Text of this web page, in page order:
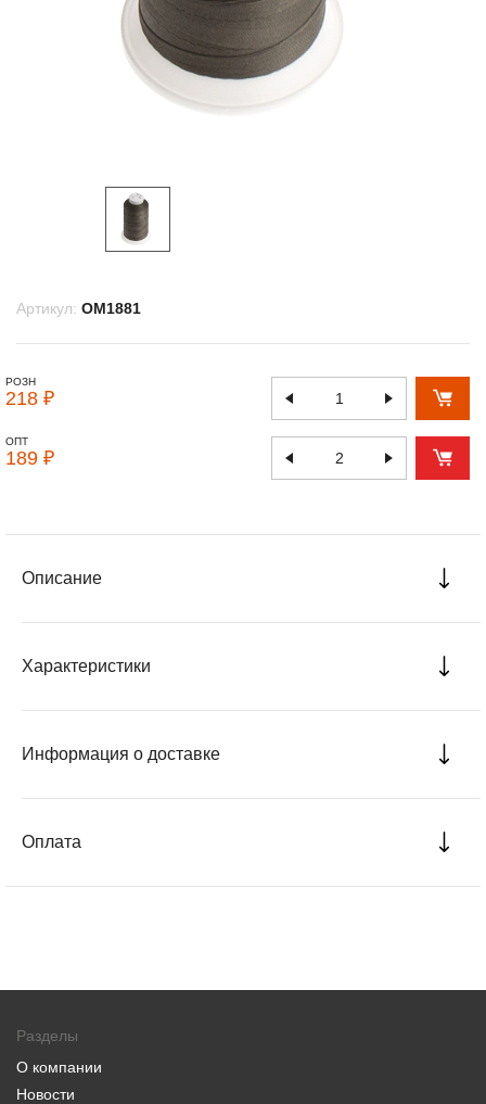
Артикул: OM1881
РОЗН
218 ₽
ОПТ
189 ₽
Описание
Характеристики
Информация о доставке
Оплата
Разделы
О компании
Новости